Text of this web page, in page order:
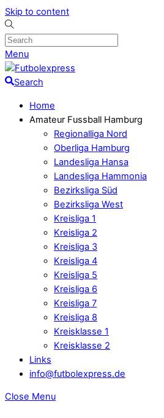
Skip to content
Menu
Search
Home
Amateur Fussball Hamburg
Regionalliga Nord
Oberliga Hamburg
Landesliga Hansa
Landesliga Hammonia
Bezirksliga Süd
Bezirksliga West
Kreisliga 1
Kreisliga 2
Kreisliga 3
Kreisliga 4
Kreisliga 5
Kreisliga 6
Kreisliga 7
Kreisliga 8
Kreisklasse 1
Kreisklasse 2
Links
info@futbolexpress.de
Close Menu